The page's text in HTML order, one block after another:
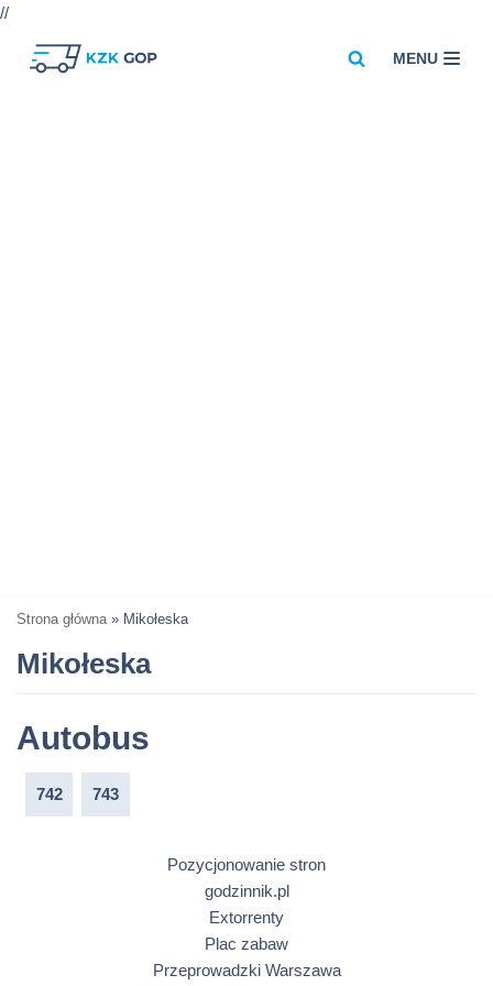
//
MENU
Strona główna » Mikołeska
Mikołeska
Autobus
742 743
Pozycjonowanie stron
godzinnik.pl
Extorrenty
Plac zabaw
Przeprowadzki Warszawa